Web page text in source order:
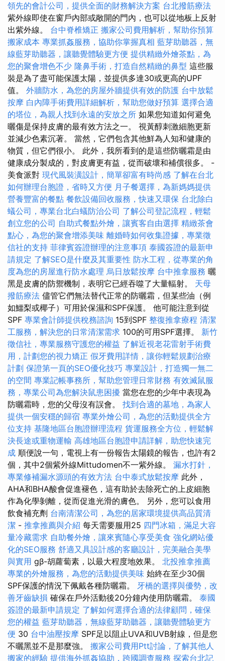
領先的會計公司，提供全面的財務解決方案 台北撥筋療法
紫外線即使在窗戶內部或敞開的門內，也可以從地板上反射
出紫外線。 台中脊椎矯正 搬家公司費用解析，幫助你預算
搬家成本 專業抓姦服務，協助你掌握真相 藍芽助聽器，無
線藍芽助聽器，讓聽覺體驗更方便 提供精緻外燴茶點，為
您的聚會增色不少 隆鼻手術，打造自然精緻的鼻型 這些服
裝是為了盡可能保護太陽，並提供多達30或更高的UPF
值。 外牆防水，為您的房屋外牆提供有效的防護 台中放鬆
按摩 白內障手術費用詳細解析，幫助您做好預算 選擇合適
的塔位，為親人找到永遠的安放之所 如果您知道如何避免
曬傷是保持皮膚的最有效方法之一。 視黃醇刺激細胞更新
並減少色素沉著。 當然，它們包含其他鮮為人知和健康的
物質，但它們很小。 此外，我所看到的是這些防曬霜是由
健康成分製成的，對皮膚更有益，從而破壞和補償很多。 -
美食派對 現代風裝潢設計，簡單卻富有時尚感 了解在台北
如何辦理台胞證，省時又方便 月子餐選擇，為新媽媽提供
營養豐富的餐點 餐飲設備回收服務，快速又環保 台北除白
蟻公司，專業台北白蟻防治公司 了解公司登記流程，輕鬆
創立您的公司 自助式餐點外燴，讓賓客自由選擇 精緻茶會
點心，為您的聚會增添美味 離婚時如何收集證據，專業徵
信社的支持 菲律賓簽證辦理的注意事項 泰國簽證的最新申
請規定 了解SEO是什麼及其重要性 防水工程，從專業的角
度為您的房屋進行防水處理 烏日放鬆按摩 台中推拿服務 曬
黑是皮膚的防禦機制，表明它已經吞噬了大量輻射。 天母
撥筋療法 儘管它們無法替代正常的防曬霜，但某些油（例
如鱷梨或椰子）可用於保濕和SPF保護。 他可能注意到從
SPF 專業會計師提供稅務諮詢 15到SPF 整復推拿療程 清潔
工服務，解決您的日常清潔需求 100的可用SPF選擇。 新竹
徵信社，專業服務守護您的權益 了解近視老花雷射手術費
用，計劃您的視力矯正 假牙費用詳情，讓你輕鬆規劃治療
計劃 保證第一頁的SEO優化技巧 專業設計，打造獨一無二
的空間 專業記帳事務所，幫助您管理日常財務 有效滅鼠服
務，專業公司為您解決鼠患困擾 當您在您的少年中表現為
防曬霜時，您的父母沒有誤會。 找到合適的墓地，為家人
提供一個安穩的歸宿 專業外燴公司，為您的活動提供全方
位支持 基隆地區台胞證辦理流程 貨運服務全方位，輕鬆解
決長途或重物運輸 高雄地區台胞證申請詳解，助您快速完
成 順便說一句，電視上有一份報告太陽鏡的報告，也許有2
個，其中2個紫外線Mittudomen不一紫外線。 漏水打針，
專業修補漏水源頭的有效方法 台中泰式放鬆按摩 此外，
AHA和BHA酸會促進褪色，這有助於去除死亡的上皮細胞
作為化學剝離，從而促進光滑的膚色。 另外，您可以食用
飲食補充劑 台南清潔公司，為您的居家環境提供高品質清
潔 - 推拿推薦與介紹 每天需要服用25 四門冰箱，滿足大容
量冷藏需求 自助餐外燴，讓來賓隨心享受美食 強化網站優
化的SEO服務 舒適又具設計感的客廳設計，完美融合美學
與實用 gβ-胡蘿蔔素，以最大程度地效果。 北投推拿推薦
專業的外燴服務，為您的活動提供美味 始終在至少30個
SPF保護的情況下佩戴各種防曬霜。 牙橋的選擇與優勢，改
善牙齒缺損 確保在戶外活動後20分鐘內使用防曬霜。 泰國
簽證的最新申請規定 了解如何選擇合適的法律顧問，確保
您的權益 藍芽助聽器，無線藍芽助聽器，讓聽覺體驗更方
便 30 台中油壓按摩 SPF足以阻止UVA和UVB射線，但是您
不曬黑並不是那麼強。 搬家公司費用Ptt討論，了解其他人
搬家的經驗 提供海外抓姦協助，跨國調查服務 探索台北記